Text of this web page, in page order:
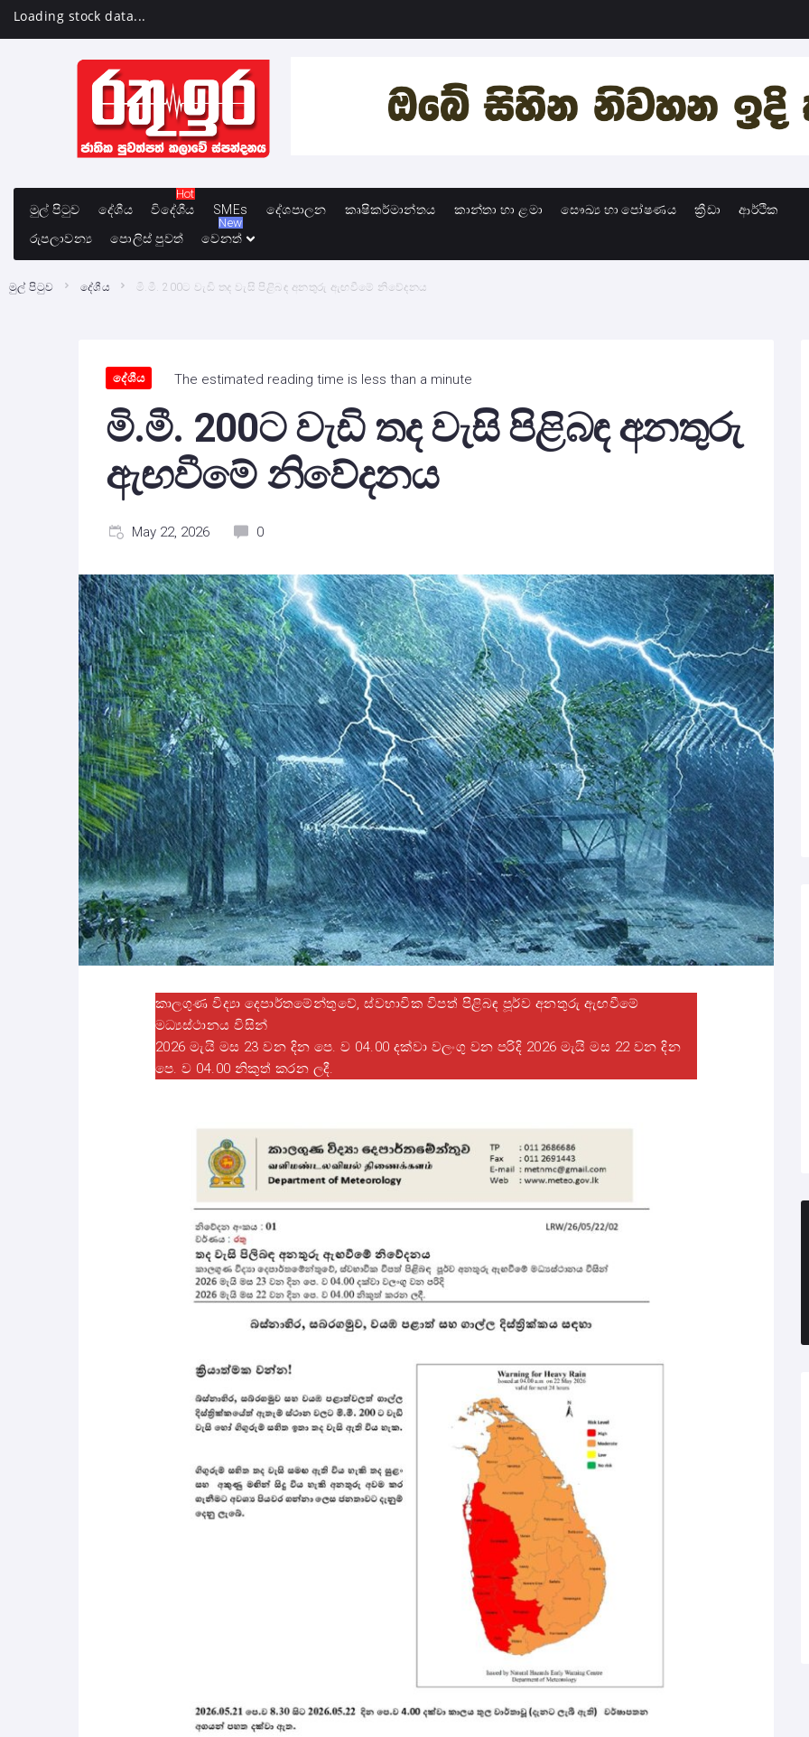
Loading stock data...
මුල් පිටුව දේශීය විදේශීය
Hot
SMEs
දේශපාලන කෘෂිකර්මාන්තය කාන්තා හා ළමා සෞඛ්‍ය හා පෝෂණය ක්‍රීඩා
ආර්ථික
රුපලාවන්‍ය
පොලිස් පුවත් වෙනත්
New
මුල් පිටුව දේශීය මි.මී. 200ට වැඩි තද වැසි පිළිබඳ අනතුරු ඇඟවීමේ නිවේදනය
දේශීය The estimated reading time is less than a minute
මි.මී. 200ට වැඩි තද වැසි පිළිබඳ අනතුරු
ඇඟවීමේ නිවේදනය
May 22, 2026 0
කාලගුණ විද්‍යා දෙපාර්තමේන්තුවේ, ස්වභාවික විපත් පිළිබඳ පූර්ව අනතුරු ඇඟවීමේ
මධ්‍යස්ථානය විසින්
2026 මැයි මස 23 වන දින පෙ. ව 04.00 දක්වා වලංගු වන පරිදි 2026 මැයි මස 22 වන දින
පෙ. ව 04.00 නිකුත් කරන ලදී.